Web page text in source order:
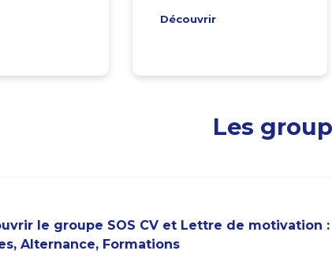
Découvrir
Les
le groupe SOS CV et Lettre de motivation :
Alternance, Formations